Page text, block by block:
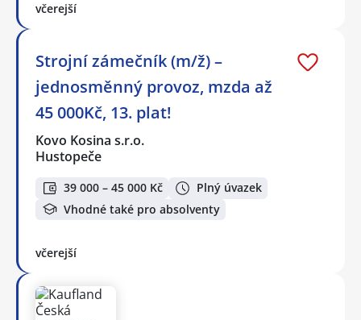
včerejší
Strojní zámečník (m/ž) –
jednosměnný provoz, mzda až
45 000Kč, 13. plat!
Kovo Kosina s.r.o.
Hustopeče
39 000 – 45 000 Kč
Plný úvazek
Vhodné také pro absolventy
včerejší